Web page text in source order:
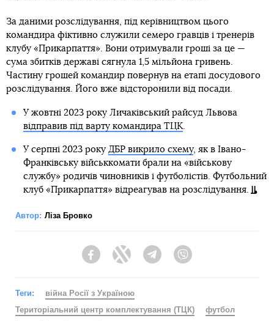
За даними розслідування, під керівництвом цього
командира фіктивно служили семеро гравців і тренерів
клубу «Прикарпаття». Вони отримували гроші за це —
сума збитків державі сягнула 1,5 мільйона гривень.
Частину грошей командир повернув на етапі досудового
розслідування. Його вже відсторонили від посади.
У жовтні 2023 року Личаківський райсуд Львова
відправив під варту командира ТЦК.
У серпні 2023 року ДБР викрило схему, як в Івано-
Франківську військкомати брали на «військову
службу» родичів чиновників і футболістів. Футбольний
клуб «Прикарпаття» відреагував на розслідування.
Автор: Ліза Бровко
FacebookTwitter Telegram
Теги:
війна Росії з Україною
Територіальний центр комплектування (ТЦК)
футбол